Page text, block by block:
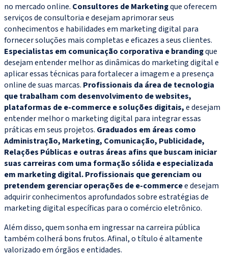
no mercado online. Consultores de Marketingque oferecem
serviços de consultoria e desejam aprimorar seus
conhecimentos e habilidades em marketing digital para
fornecer soluções mais completas e eficazes a seus clientes.
Especialistas em comunicação corporativa e brandingque
desejam entender melhor as dinâmicas do marketing digital e
aplicar essas técnicas para fortalecer a imagem e a presença
online de suas marcas. Profissionais da área de tecnologia
que trabalham com desenvolvimento de websites,
plataformas de e-commerce e soluções digitais,e desejam
entender melhor o marketing digital para integrar essas
práticas em seus projetos. Graduados em áreas como
Administração, Marketing, Comunicação, Publicidade,
Relações Públicas e outras áreas afins que buscam iniciar
suas carreiras com uma formação sólida e especializada
em marketing digital. Profissionais que gerenciam ou
pretendem gerenciar operações de e-commercee desejam
adquirir conhecimentos aprofundados sobre estratégias de
marketing digital específicas para o comércio eletrônico.
Além disso, quem sonha em ingressar na carreira pública
também colherá bons frutos. Afinal, o título é altamente
valorizado em órgãos e entidades.